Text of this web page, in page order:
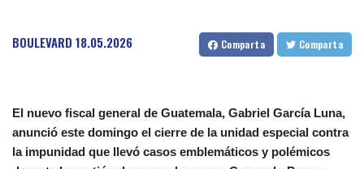
BOULEVARD 18.05.2026 Comparta Comparta
El nuevo fiscal general de Guatemala, Gabriel García Luna,
anunció este domingo el cierre de la unidad especial contra
la impunidad que llevó casos emblemáticos y polémicos